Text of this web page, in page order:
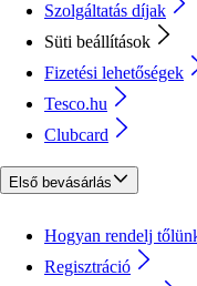
Szolgáltatás díjak
Süti beállítások
Fizetési lehetőségek
Tesco.hu
Clubcard
Első bevásárlás
Hogyan rendelj
Regisztráció